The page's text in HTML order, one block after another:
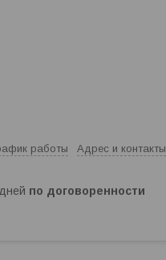
работы Адрес и контакты
по договоренности